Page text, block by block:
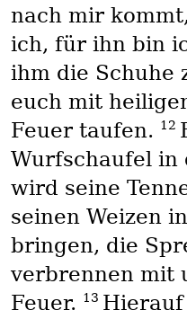
nach mir
ich, für ihn bin
ihm die Schuhe
euch mit
Feuer taufen. 12
Wurfschaufel in
wird seine
seinen Weizen
bringen, die
verbrennen mit
Feuer. 13 Hierauf